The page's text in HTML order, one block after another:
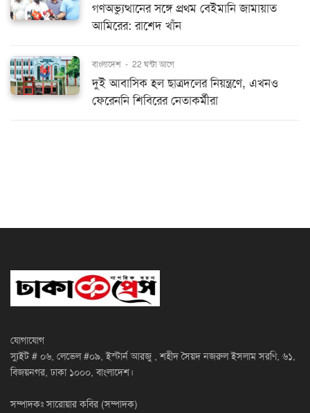
গণঅভ্যুত্থানের সঙ্গে প্রথম বেইমানি জামায়াত
আমিরের: রাশেদ খাঁন
বাংলাদেশ - 22 ঘন্টা আগে
দুই আবাসিক হল ছাত্রদলের নিয়ন্ত্রণে, এখনও
ফেরেননি শিবিরের নেতাকর্মীরা
যোগাযোগ
স্যুইট # ০৬, লেভেল #০৯, ইস্টার্ন আরজু , শহীদ সৈয়দ নজরুল ইসলাম সরণি, ৬১,
বিজয়নগর, ঢাকা ১০০০, বাংলাদেশ।
সম্পাদকঃ সারোয়ার কবির (সম্পাদক)